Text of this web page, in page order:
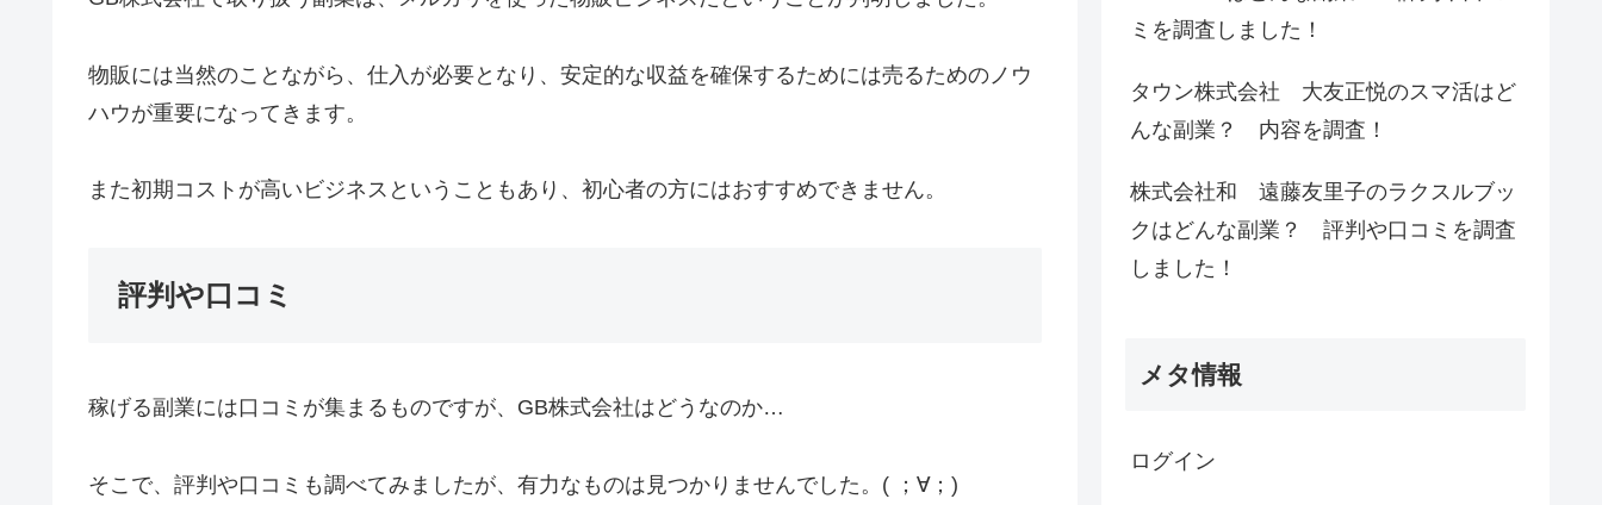
物販には当然のことながら、仕入が必要となり、安定的な収益を確保するためには売るためのノウ
ハウが重要になってきます。
また初期コストが高いビジネスということもあり、初心者の方にはおすすめできません。
評判や口コミ
稼げる副業には口コミが集まるものですが、GB株式会社はどうなのか…
そこで、評判や口コミも調べてみましたが、有力なものは見つかりませんでした。( ；∀；)
ミを調査しました！
タウン株式会社 大友正悦のスマ活はど
んな副業？ 内容を調査！
株式会社和 遠藤友里子のラクスルブッ
クはどんな副業？ 評判や口コミを調査
しました！
メタ情報
ログイン